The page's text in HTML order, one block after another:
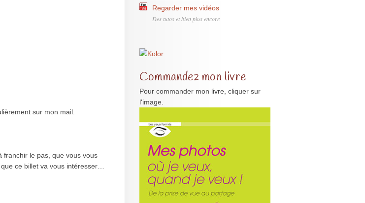
sur mon mail.
franchir le pas, que vous vous
ce billet va vous intéresser…
Regarder mes vidéos
Des tutos et bien plus encore
Commandez mon livre
Pour commander mon livre, cliquer sur
l'image.